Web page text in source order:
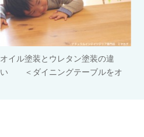
オイル塗装とウレタン塗装の違
い ＜ダイニングテーブルをオ